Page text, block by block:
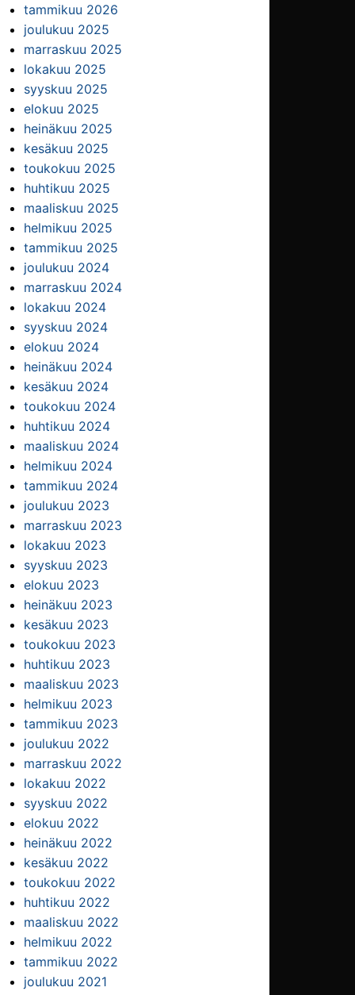
tammikuu 2026
joulukuu 2025
marraskuu 2025
lokakuu 2025
syyskuu 2025
elokuu 2025
heinäkuu 2025
kesäkuu 2025
toukokuu 2025
huhtikuu 2025
maaliskuu 2025
helmikuu 2025
tammikuu 2025
joulukuu 2024
marraskuu 2024
lokakuu 2024
syyskuu 2024
elokuu 2024
heinäkuu 2024
kesäkuu 2024
toukokuu 2024
huhtikuu 2024
maaliskuu 2024
helmikuu 2024
tammikuu 2024
joulukuu 2023
marraskuu 2023
lokakuu 2023
syyskuu 2023
elokuu 2023
heinäkuu 2023
kesäkuu 2023
toukokuu 2023
huhtikuu 2023
maaliskuu 2023
helmikuu 2023
tammikuu 2023
joulukuu 2022
marraskuu 2022
lokakuu 2022
syyskuu 2022
elokuu 2022
heinäkuu 2022
kesäkuu 2022
toukokuu 2022
huhtikuu 2022
maaliskuu 2022
helmikuu 2022
tammikuu 2022
joulukuu 2021